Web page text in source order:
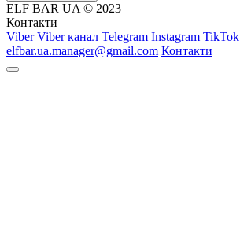
ELF BAR UA © 2023
Контакти
Viber Viber канал Telegram Instagram TikTok
elfbar.ua.manager@gmail.com Контакти